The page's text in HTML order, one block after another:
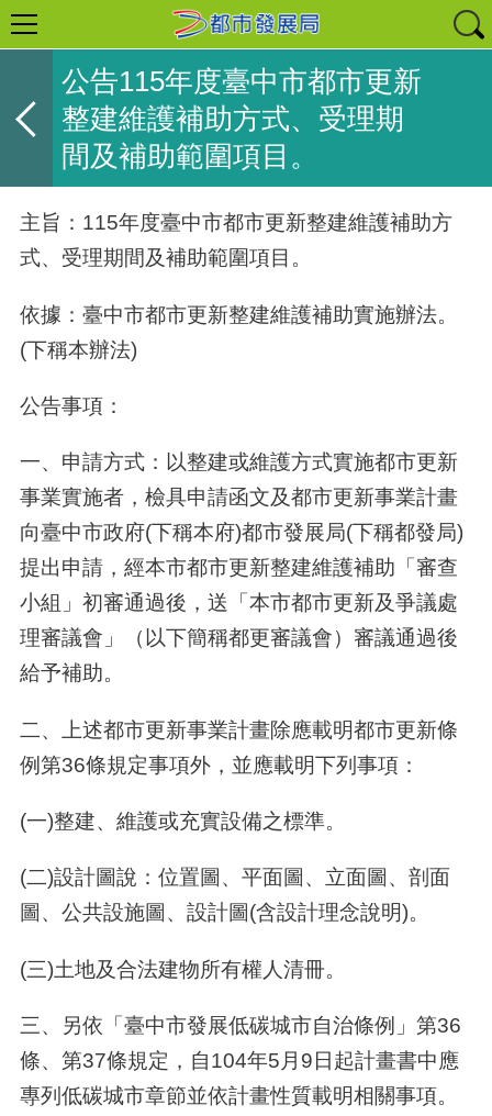
公告115年度臺中市都市更新
整建維護補助方式、受理期
間及補助範圍項目。
主旨：115年度臺中市都市更新整建維護補助方
式、受理期間及補助範圍項目。
依據：臺中市都市更新整建維護補助實施辦法。
(下稱本辦法)
公告事項：
一、申請方式：以整建或維護方式實施都市更新
事業實施者，檢具申請函文及都市更新事業計畫
向臺中市政府(下稱本府)都市發展局(下稱都發局)
提出申請，經本市都市更新整建維護補助「審查
小組」初審通過後，送「本市都市更新及爭議處
理審議會」（以下簡稱都更審議會）審議通過後
給予補助。
二、
上述都市更新事業計畫除應載明都市更新條
例第36條規定事項外，並應載明下列事項：
(一)整建、維護或充實設備之標準。
(二)設計圖說：位置圖、平面圖、立面圖、剖面
圖、公共設施圖、設計圖(含設計理念說明)。
(三)土地及合法建物所有權人清冊。
三、另依「臺中市發展低碳城市自治條例」第36
條、第37條規定，自​104年5月9日起計畫書中應
專列低碳城市章節並依計畫性質載明相關事項。